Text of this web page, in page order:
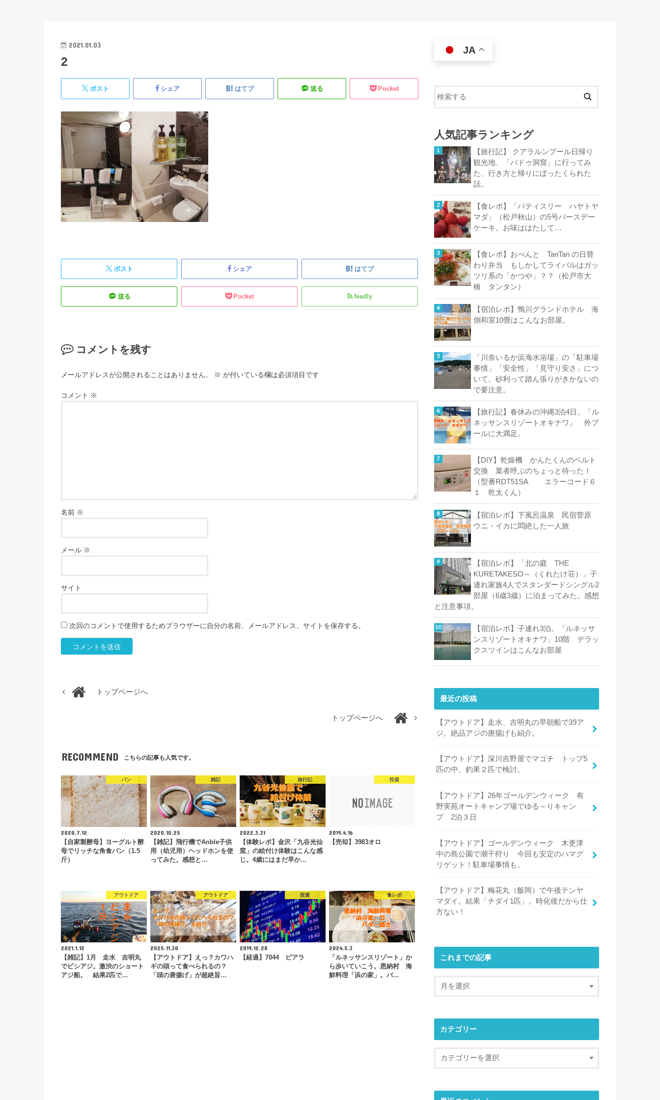
2021.01.03
2
ポスト シェア はてブ 送る Pocket
ポスト シェア はてブ
送る Pocket feedly
コメントを残す
メールアドレスが公開されることはありません。 ※ が付いている欄は必須項目です
コメント ※
名前 ※
メール ※
サイト
次回のコメントで使用するためブラウザーに自分の名前、メールアドレス、サイトを保存する。
トップページへ
トップページへ
RECOMMEND こちらの記事も人気です。
パン
2020.7.12
【自家製酵母】ヨーグルト酵
母でリッチな角食パン（1.5
斤）
雑記
2020.10.25
【雑記】飛行機でAnble子供
用（幼児用）ヘッドホンを使
ってみた。感想と…
旅行記
2022.3.31
【体験レポ】金沢「九谷光仙
窯」の絵付け体験はこんな感
じ。4歳にはまだ早か…
投資
2019.4.16
【売却】3983オロ
アウトドア
2021.1.12
【雑記】1月 走水 吉明丸
でビシアジ。激渋のショート
アジ船。 結果2匹で…
アウトドア
2025.11.30
【アウトドア】えっ？カワハ
ギの頭って食べられるの？
「頭の唐揚げ」が超絶旨…
投資
2019.12.28
【経過】7044 ピアラ
食レポ
2024.5.3
「ルネッサンスリゾート」か
ら歩いていこう。恩納村 海
鮮料理「浜の家」。バ…
JA
人気記事ランキング
【旅行記】 クアラルンプール日帰り
観光地、「バドゥ洞窟」に行ってみ
た、行き方と帰りにぼったくられた
話。
【食レポ】「パティスリー ハヤトヤ
マダ」（松戸秋山）の5号バースデー
ケーキ。お味ははたして…
【食レポ】おべんと TanTan の日替
わり弁当 もしかしてライバルはガッ
ツリ系の「かつや」？？（松戸市大
橋 タンタン）
【宿泊レポ】鴨川グランドホテル 海
側和室10畳はこんなお部屋。
「川奈いるか浜海水浴場」の「駐車場
事情」「安全性」「見守り安さ」につ
いて。砂利って踏ん張りがきかないの
で要注意。
【旅行記】春休みの沖縄3泊4日。「ル
ネッサンスリゾートオキナワ」 外プ
ールに大満足。
【DIY】乾燥機 かんたくんのベルト
交換 業者呼ぶのちょっと待った！
（型番RDT51SA エラーコード６
１ 乾太くん）
【宿泊レポ】下風呂温泉 民宿菅原
ウニ・イカに悶絶した一人旅
【宿泊レポ】「北の庭 THE
KURETAKESO～（くれたけ荘）」子
連れ家族4人でスタンダードシングル2
部屋（6歳3歳）に泊まってみた。感想
と注意事項。
【宿泊レポ】子連れ3泊。「ルネッサ
ンスリゾートオキナワ」10階 デラッ
クスツインはこんなお部屋
最近の投稿
【アウトドア】走水、吉明丸の早朝船で39ア
ジ。絶品アジの唐揚げも紹介。
【アウトドア】深川吉野屋でマゴチ トップ5
匹の中、釣果２匹で検討。
【アウトドア】26年ゴールデンウィーク 有
野実苑オートキャンプ場でゆる～りキャン
プ 2泊３日
【アウトドア】ゴールデンウィーク 木更津
中の島公園で潮干狩り 今回も安定のハマグ
リゲット！駐車場事情も。
【アウトドア】梅花丸（飯岡）で午後テンヤ
マダイ。結果「チダイ1匹」。時化後だから仕
方ない！
これまでの記事
カテゴリー